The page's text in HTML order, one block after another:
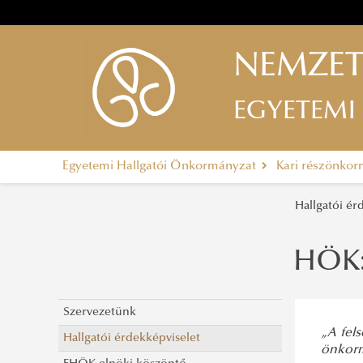
Egyetemi Hallgatói Önkormányzat Kari
Hallgatói
Szervezetünk
Hallgatói érdekképviselet
„A